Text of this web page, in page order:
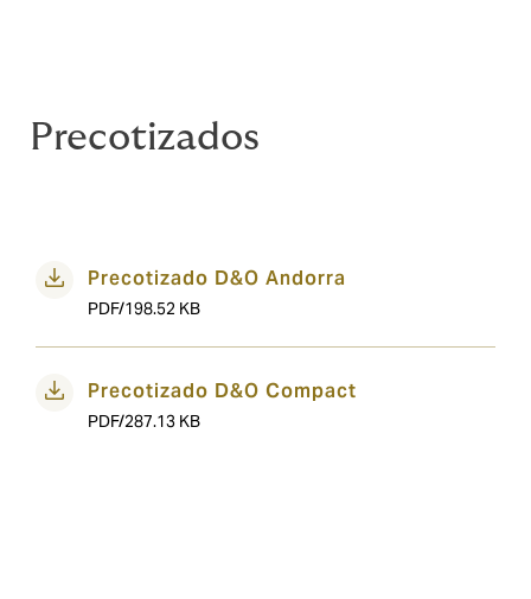
Precotizados
Precotizado D&O Andorra
PDF/198.52 KB
Precotizado D&O Compact
PDF/287.13 KB